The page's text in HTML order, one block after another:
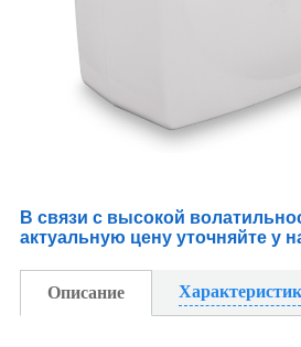
В связи с высокой
актуальную цену уточняйте у
Описание